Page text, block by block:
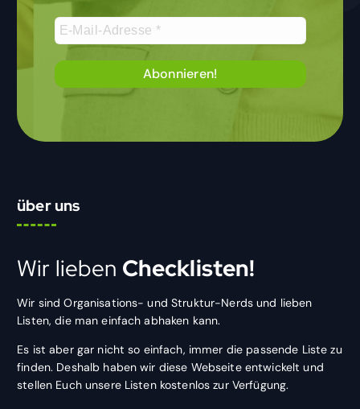
über uns
Wir lieben Checklisten!
Wir sind Organisations- und Struktur-Nerds und lieben
Listen, die man einfach abhaken kann.
Es ist aber gar nicht so einfach, immer die passende Liste zu
finden. Deshalb haben wir diese Webseite entwickelt und
stellen Euch unsere Listen kostenlos zur Verfügung.